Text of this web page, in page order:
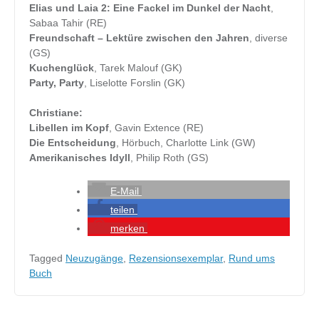
Elias und Laia 2: Eine Fackel im Dunkel der Nacht
Sabaa Tahir (RE)
Freundschaft – Lektüre zwischen den Jahren , diverse
(GS)
Kuchenglück , Tarek Malouf (GK)
Party, Party , Liselotte Forslin (GK)
Christiane:
Libellen im Kopf , Gavin Extence (RE)
Die Entscheidung , Hörbuch, Charlotte Link (GW)
Amerikanisches Idyll , Philip Roth (GS)
E-Mail
teilen
merken
Tagged Neuzugänge Rezensionsexemplar, Rund ums
Buch